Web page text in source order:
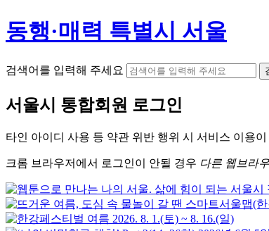
동행·매력 특별시 서울
검색어를 입력해 주세요
서울시 통합회원 로그인
타인 아이디 사용 등 약관 위반 행위 시 서비스 이용
크롬 브라우저에서 로그인이 안될 경우 다른 웹브라